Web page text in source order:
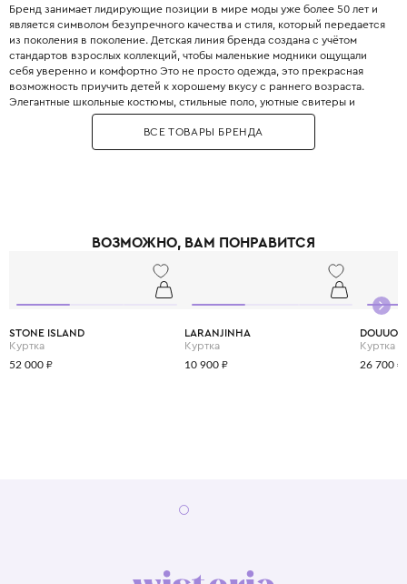
Бренд занимает лидирующие позиции в мире моды уже более 50 лет и
является символом безупречного качества и стиля, который передается
из поколения в поколение. Детская линия бренда создана с учётом
стандартов взрослых коллекций, чтобы маленькие модники ощущали
себя уверенно и комфортно Это не просто одежда, это прекрасная
возможность приучить детей к хорошему вкусу с раннего возраста.
Элегантные школьные костюмы, стильные поло, уютные свитеры и
практичные пуховики. Каждая деталь одежды Boss продумана до
мелочей, чтобы обеспечить не только стильный внешний вид, но и
максимальный комфорт.
ВСЕ ТОВАРЫ БРЕНДА
ВОЗМОЖНО, ВАМ ПОНРАВИТСЯ
STONE ISLAND
Куртка
52 000 ₽
LARANJINHA
Куртка
10 900 ₽
DOUUOD
Куртка
26 700 ₽